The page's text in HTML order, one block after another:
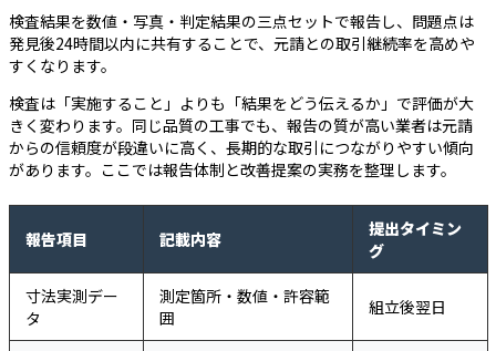
検査結果を数値・写真・判定結果の三点セットで報告し、問題点は
発見後24時間以内に共有することで、元請との取引継続率を高めや
すくなります。
検査は「実施すること」よりも「結果をどう伝えるか」で評価が大
きく変わります。同じ品質の工事でも、報告の質が高い業者は元請
からの信頼度が段違いに高く、長期的な取引につながりやすい傾向
があります。ここでは報告体制と改善提案の実務を整理します。
報告項目 記載内容
提出タイミン
グ
寸法実測デー
タ
測定箇所・数値・許容範
囲
組立後翌日